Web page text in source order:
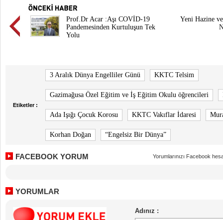
Prof.Dr Acar :Aşı COVİD-19
Pandemesinden Kurtuluşun Tek
Yolu
Yeni Hazine
Etiketler :
3 Aralık Dünya Engelliler Günü KKTC Telsim
Gazimağusa Özel Eğitim ve İş Eğitim Okulu öğrencileri
Ada Işığı Çocuk Korosu KKTC Vakıflar İdaresi
Korhan Doğan “Engelsiz Bir Dünya”
FACEBOOK YORUM Yorumlarınızı Facebook
YORUMLAR